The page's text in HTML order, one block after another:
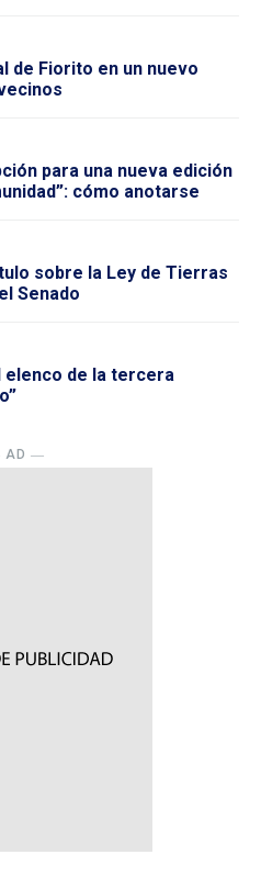
de Fiorito en un nuevo
para una nueva edición
cómo anotarse
sobre la Ley de Tierras
Senado
elenco de la tercera
AD ―